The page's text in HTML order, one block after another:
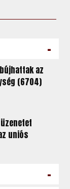
-
az
(6704)
uniós
-